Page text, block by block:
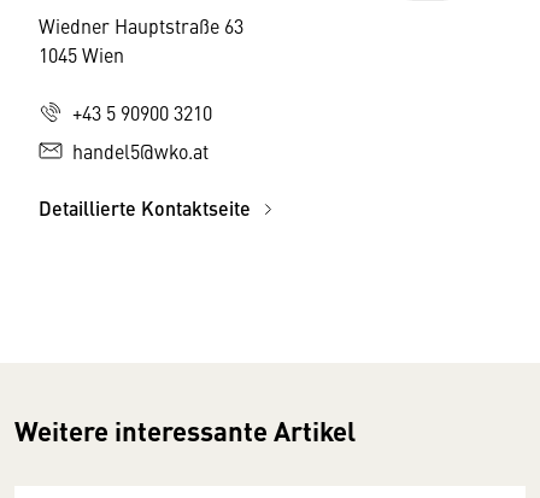
Wiedner Hauptstraße 63
1045 Wien
+43 5 90900 3210
handel5@wko.at
Detaillierte Kontaktseite
Weitere interessante Artikel